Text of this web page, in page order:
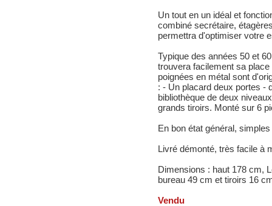
Un tout en un idéal et
combiné secrétaire,
permettra d'optimiser votre
Typique des années 50 et
trouvera facilement sa
poignées en métal sont
: - Un placard deux portes -
bibliothèque de deux
grands tiroirs. Monté sur 6
En bon état général,
Livré démonté, très facile à
Dimensions : haut 178 cm,
bureau 49 cm et tiroirs 16
Vendu